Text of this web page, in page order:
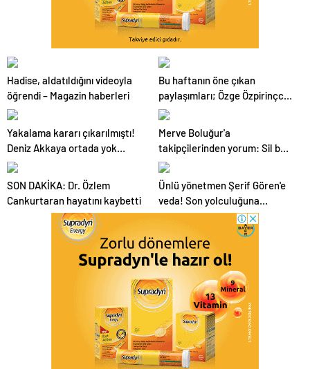
Hadise, aldatıldığını videoyla
öğrendi – Magazin haberleri
Bu haftanın öne çıkan
paylaşımları; Özge Özpirinçci,
Merve Boluğur ve Vik White…
Yakalama kararı çıkarılmıştı!
Deniz Akkaya ortada yok
paylaşımı çok: Kendi hayatıma
dönmek istiyorum – Magazin
haberleri
Merve Boluğur'a
takipçilerinden yorum: Sil bu
fotoğrafı – Magazin haberleri
SON DAKİKA: Dr. Özlem
Cankurtaran hayatını kaybetti
Ünlü yönetmen Şerif Gören'e
veda! Son yolculuğuna
uğurlandı – Magazin haberleri